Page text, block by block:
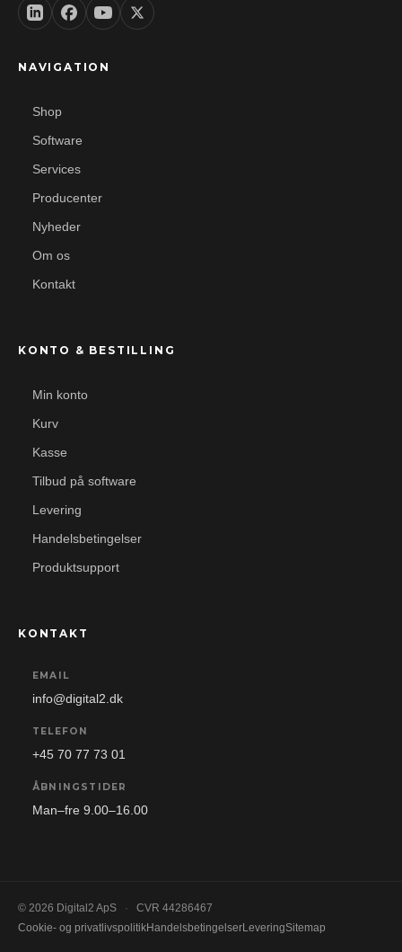
NAVIGATION
Shop
Software
Services
Producenter
Nyheder
Om os
Kontakt
KONTO & BESTILLING
Min konto
Kurv
Kasse
Tilbud på software
Levering
Handelsbetingelser
Produktsupport
KONTAKT
EMAIL
info@digital2.dk
TELEFON
+45 70 77 73 01
ÅBNINGSTIDER
Man–fre 9.00–16.00
© 2026 Digital2 ApS ·
CVR 44286467
Cookie- og privatlivspolitikHandelsbetingelserLeveringSitemap